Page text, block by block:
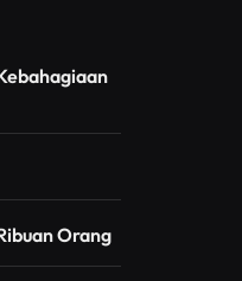
Orang